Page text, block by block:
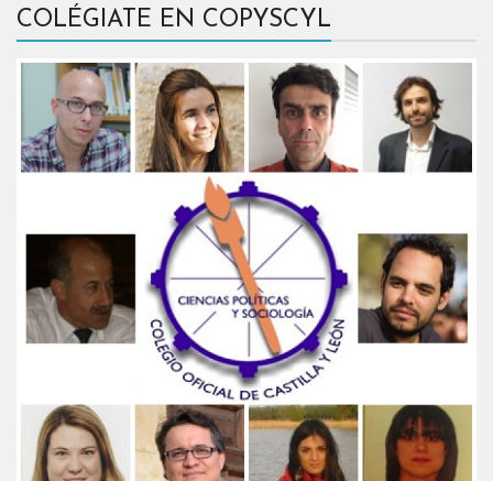
COLÉGIATE EN COPYSCYL